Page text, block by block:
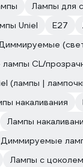
Лампы для
Uniel E27
CL/
(лампы |
накаливания
Лампы
Диммируемые
Лампы с